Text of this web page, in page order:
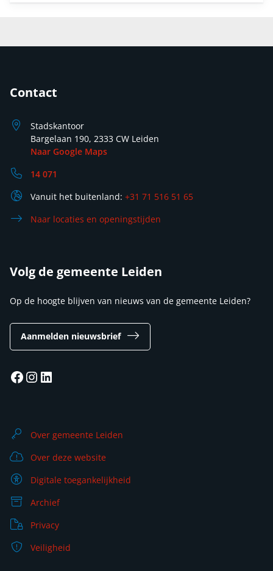
Contact
Stadskantoor
Bargelaan 190, 2333 CW Leiden
Naar Google Maps
14 071
Vanuit het buitenland: +31 71 516 51 65
Naar locaties en openingstijden
Volg de gemeente Leiden
Op de hoogte blijven van nieuws van de gemeente Leiden?
Aanmelden nieuwsbrief
Facebook
Instagram
LinkedIn
Over gemeente Leiden
Over deze website
Digitale toegankelijkheid
Archief
Privacy
Veiligheid